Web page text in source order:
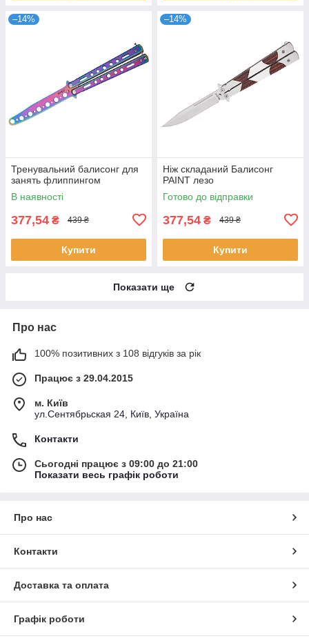
–14%
Тренувальний балисонг для
занять флиппингом
В наявності
377,54 ₴ 439 ₴
Купити
–14%
Ніж складаний Балисонг
PAINT лезо
Готово до відправки
377,54 ₴ 439 ₴
Купити
Показати ще
Про нас
100% позитивних з 108 відгуків за рік
Працює з 29.04.2015
м. Київ
ул.Сентябрьская 24, Київ, Україна
Контакти
Сьогодні працює з 09:00 до 21:00
Показати весь графік роботи
Про нас
Контакти
Доставка та оплата
Графік роботи